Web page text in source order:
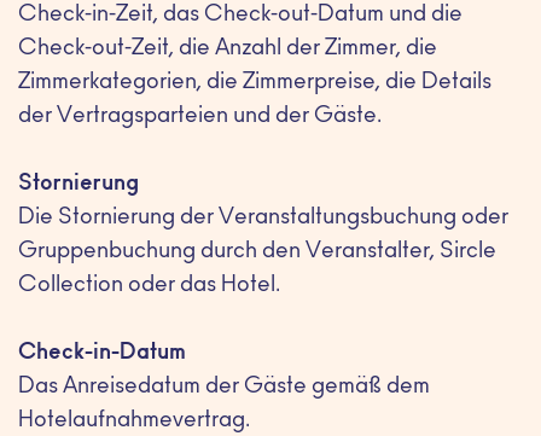
Check-in-Zeit, das Check-out-Datum und die
Check-out-Zeit, die Anzahl der Zimmer, die
Zimmerkategorien, die Zimmerpreise, die Details
der Vertragsparteien und der Gäste.
Stornierung
Die Stornierung der Veranstaltungsbuchung oder
Gruppenbuchung durch den Veranstalter, Sircle
Collection oder das Hotel.
Check-in-Datum
Das Anreisedatum der Gäste gemäß dem
Hotelaufnahmevertrag.